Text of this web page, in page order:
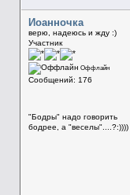
Иоанночка
верю, надеюсь и жду :)
Участник
Оффлайн
Сообщений: 176
"Бодры" надо говорить
бодрее, а "веселы"....?:))))